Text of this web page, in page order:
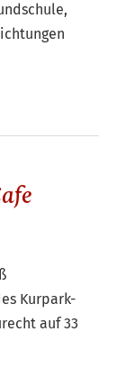
Kurpark-
auf 33